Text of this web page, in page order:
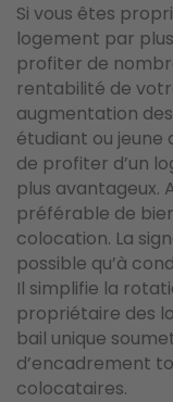
Si vous êtes
logement par
profiter de
rentabilité de
augmentation
étudiant ou
de profiter d’un
plus avantageux.
préférable de
colocation. La
possible qu’à
Il simplifie la
propriétaire des
bail unique
d’encadrement
colocataires.